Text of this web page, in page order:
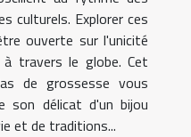
culturels. Explorer ces
ouverte sur l'unicité
travers le globe. Cet
de grossesse vous
son délicat d'un bijou
et de traditions...